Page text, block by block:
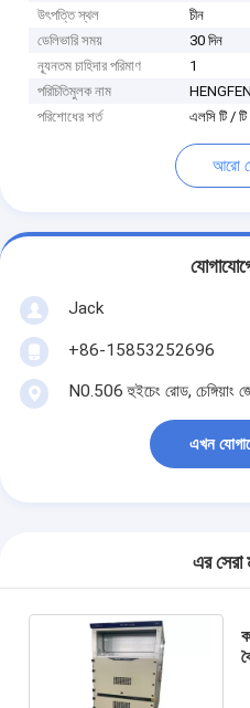
উৎপত্তি স্থল
চীন
ডেলিভারি সময়
30 দিন
ন্যূনতম চাহিদার পরিমাণ
1
পরিচিতিমুলক নাম
পরিশোধের শর্ত
এলসি টি / টি
আরো
Jack
+86-15853252696
N0.506 হুইচেং রোড, চেঙ্গিয়াং
এখন
এর সেরা